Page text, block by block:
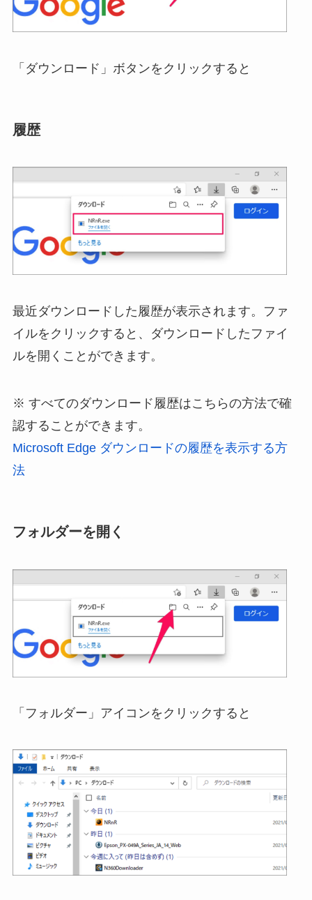
「ダウンロード」ボタンをクリックすると
履歴
最近ダウンロードした履歴が表示されます。ファ
イルをクリックすると、ダウンロードしたファイ
ルを開くことができます。
※ すべてのダウンロード履歴はこちらの方法で確
認することができます。
Microsoft Edge ダウンロードの履歴を表示する方
法
フォルダーを開く
「フォルダー」アイコンをクリックすると